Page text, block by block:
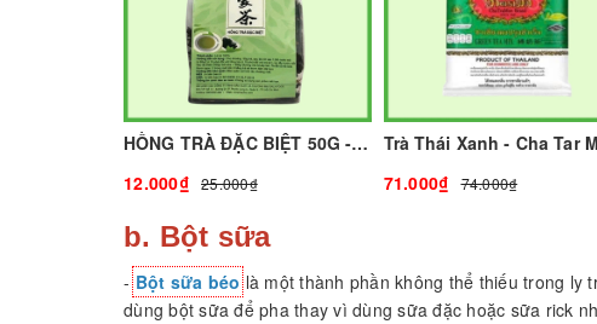
HỒNG TRÀ ĐẶC BIỆT 50G - ROYAL I NGUYÊN LIỆU PHA CHẾ - TOBEE FOOD
12.000₫ 25.000₫
71.000₫
74.000₫
b. Bột sữa
-Bột sữa béolà một thành phần không thể thiếu trong ly
dùng bột sữa để pha thay vì dùng sữa đặc hoặc sữa rick